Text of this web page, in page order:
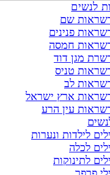
לנשים
שם
פנינים
חמסה
מגן דוד
טניס
לב
ארץ ישראל
עין הרע
לילדות ונערות
לכלה
לתינוקות